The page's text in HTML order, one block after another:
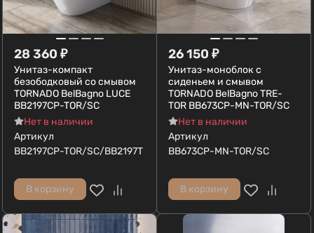
28 360 ₽
Унитаз-компакт
безободковый со смывом
TORNADO BelBagno LUCE
BB2197CP-TOR/SC
Нет в наличии
Артикул
BB2197CP-TOR/SC/BB2197T
В корзину
26 150 ₽
Унитаз-моноблок с
сиденьем и смывом
TORNADO BelBagno TRE-
TOR BB673CP-MN-TOR/SC
Нет в наличии
Артикул
BB673CP-MN-TOR/SC
В корзину